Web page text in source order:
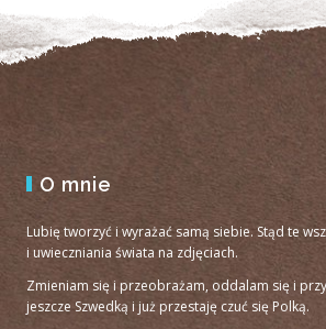
O mnie
Lubię tworzyć i wyrażać samą siebie. Stąd te
i uwieczniania świata na zdjęciach.
Zmieniam się i przeobrażam, oddalam się i
jeszcze Szwedką i już przestaję czuć się Polką.